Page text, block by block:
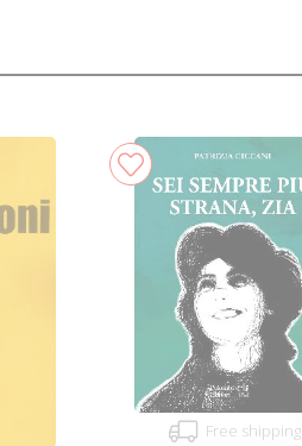
Free shipping